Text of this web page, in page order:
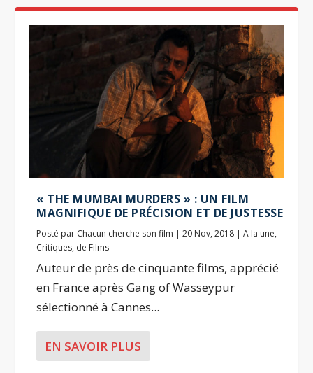
« THE MUMBAI MURDERS » : UN FILM
MAGNIFIQUE DE PRÉCISION ET DE JUSTESSE
Posté par Chacun cherche son film |20 Nov, 2018 |A la une,
Critiques, de Films
Auteur de près de cinquante films, apprécié
en France après Gang of Wasseypur
sélectionné à Cannes...
EN SAVOIR PLUS